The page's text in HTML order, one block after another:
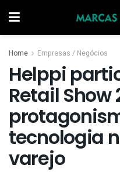
Home Empresas / Negócios
Helppi
Retail Show
tecnologia
varejo